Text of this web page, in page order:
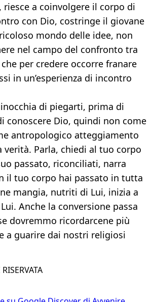
a coinvolgere il corpo di
con Dio, costringe il giovane
mondo delle idee, non
nel campo del confronto tra
per credere occorre franare
in un’esperienza di incontro
di piegarti, prima di
conoscere Dio, quindi non come
antropologico atteggiamento
verità. Parla, chiedi al tuo corpo
passato, riconciliati, narra
il tuo corpo hai passato in tutta
mangia, nutriti di Lui, inizia a
Anche la conversione passa
dovremmo ricordarcene più
a guarire dai nostri religiosi